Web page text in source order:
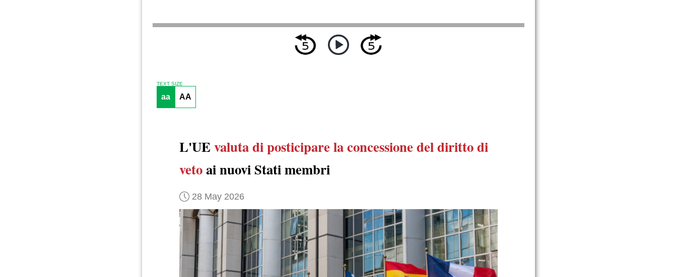
TEXT SIZE
aa AA
L'UEvaluta di posticiparela concessione del diritto di
vetoai nuovi Stati membri
28 May 2026